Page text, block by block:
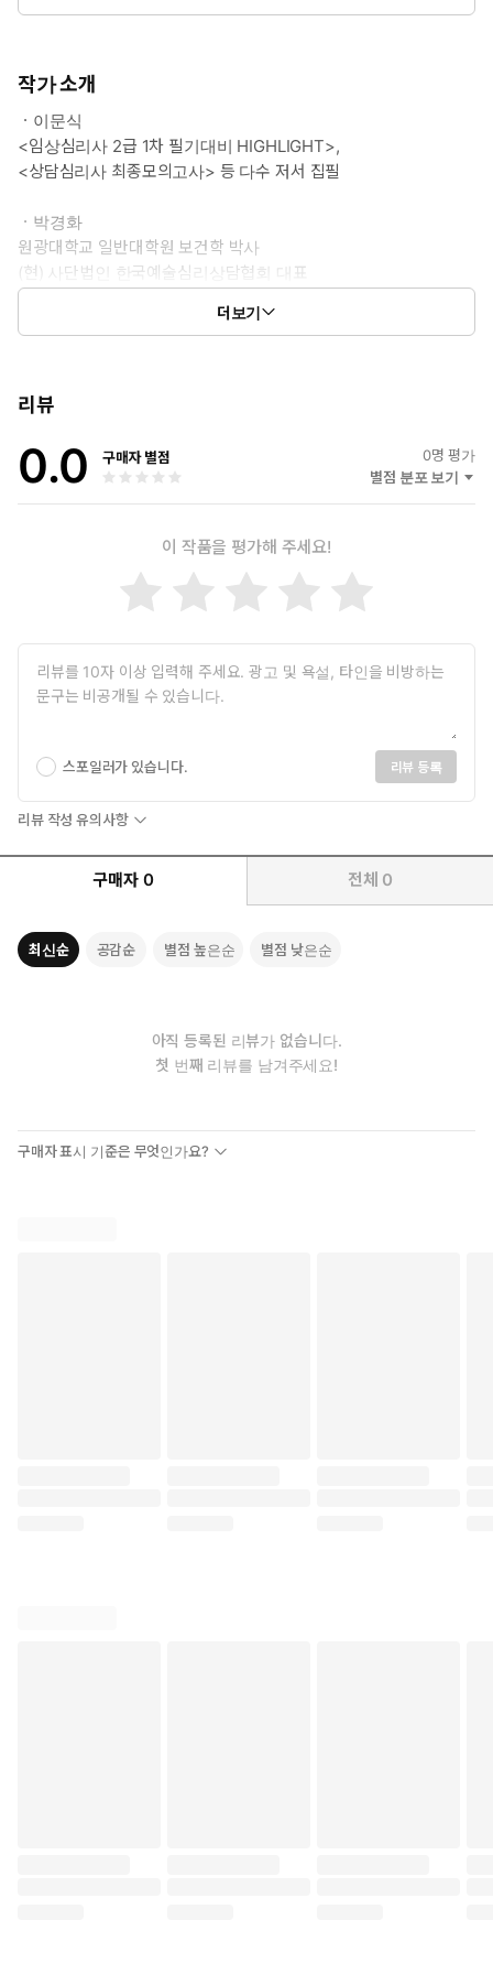
작가 소개
ㆍ이문식
<임상심리사 2급 1차 필기대비 HIGHLIGHT>,
<상담심리사 최종모의고사> 등 다수 저서 집필
ㆍ박경화
원광대학교 일반대학원 보건학 박사
(현) 사단법인 한국예술심리상담협회 대표
(현) 국제신학대학원대학교 상담심리학과 교수
(현) 원광대학교 일반대학원 보건학과 외래교수
더보기
리뷰
0.0 구매자 별점 0명 평가
별점 분포 보기
이 작품을 평가해 주세요!
스포일러가 있습니다. 리뷰 등록
리뷰 작성 유의사항
구매자 0 전체 0
최신순 공감순 별점 높은순 별점 낮은순
아직 등록된 리뷰가 없습니다.
첫 번째 리뷰를 남겨주세요!
구매자 표시 기준은 무엇인가요?